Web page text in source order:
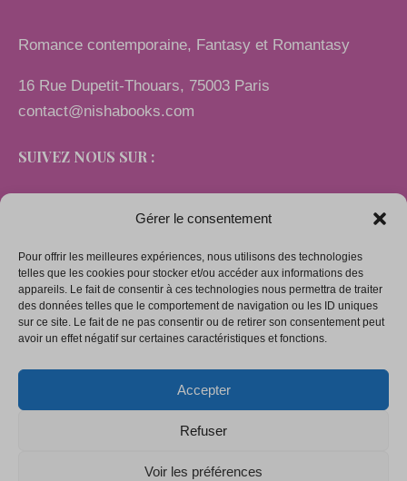
Gérer le consentement
Pour offrir les meilleures expériences, nous utilisons des technologies
telles que les cookies pour stocker et/ou accéder aux informations des
appareils. Le fait de consentir à ces technologies nous permettra de traiter
des données telles que le comportement de navigation ou les ID uniques
sur ce site. Le fait de ne pas consentir ou de retirer son consentement peut
avoir un effet négatif sur certaines caractéristiques et fonctions.
Accepter
Refuser
Voir les préférences
Romance contemporaine, Fantasy et Romantasy
16 Rue Dupetit-Thouars, 75003 Paris
contact@nishabooks.com
SUIVEZ NOUS SUR :
LIENS
Mentions légales
Politique de confidentialité
Politique de cookies (UE)